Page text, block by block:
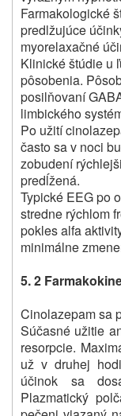
Farmakologické
predlžujúce
myorelaxačné
Klinické štúdie u
pôsobenia.
posilňovaní
limbického
Po užití
často sa v noci
zobudení
predĺžená.
Typické EEG po
stredne rýchlom
pokles alfa
minimálne
5. 2
Cinolazepam sa
Súčasné užitie
resorpcie.
už v druhej
účinok sa
Plazmatický